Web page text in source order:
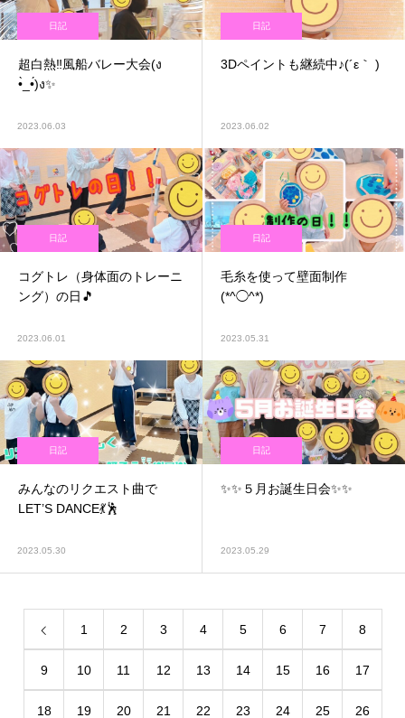
日記
超白熱‼️風船バレー大会(ง
•̀_•́)ง✨
2023.06.03
日記
3Dペイントも継続中♪(´ε｀ )
2023.06.02
日記
コグトレ（身体面のトレーニ
ング）の日🎵
2023.06.01
日記
毛糸を使って壁面制作
(*^◯^*)
2023.05.31
日記
みんなのリクエスト曲で
LET’S DANCE💃🕺
2023.05.30
日記
✨✨５月お誕生日会✨✨
2023.05.29
1 2 3 4 5 6 7 8
9 10 11 12 13 14 15 16 17
18 19 20 21 22 23 24 25 26